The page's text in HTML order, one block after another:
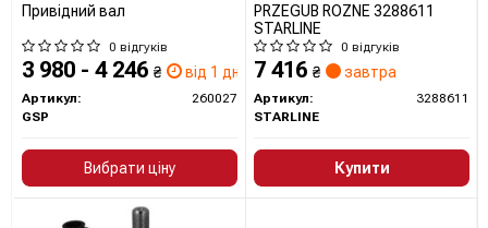
Привідний вал
0 відгуків
3 980 - 4 246 ₴ від 1 дн.
Артикул:
260027
GSP
Вибрати ціну
PRZEGUB ROZNE 3288611
STARLINE
0 відгуків
7 416 ₴ завтра
Артикул:
3288611
STARLINE
Купити